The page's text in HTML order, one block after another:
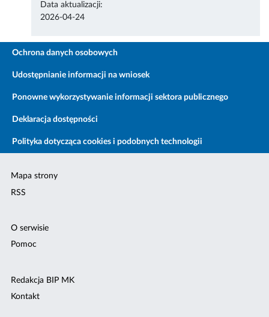
Data aktualizacji:
2026-04-24
Ochrona danych osobowych
Udostępnianie informacji na wniosek
Ponowne wykorzystywanie informacji sektora publicznego
Deklaracja dostępności
Polityka dotycząca cookies i podobnych technologii
Mapa strony
RSS
O serwisie
Pomoc
Redakcja BIP MK
Kontakt